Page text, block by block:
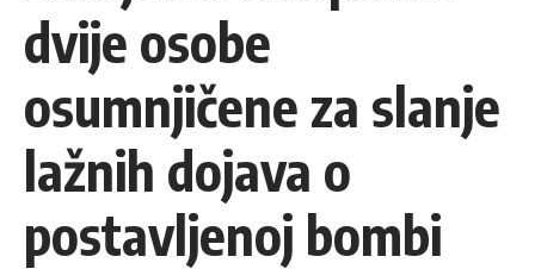
dvije osobe
osumnjičene za slanje
lažnih dojava o
postavljenoj bombi